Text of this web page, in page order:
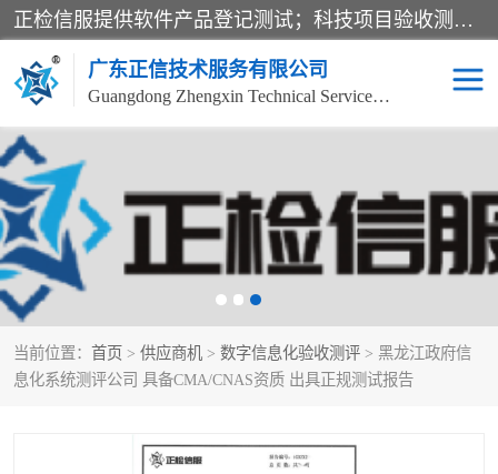
正检信服提供软件产品登记测试；科技项目验收测试；产品确认测试；功能测试；性能测试；安全测试；代码审计测试；漏洞扫描测试；渗透测试；风险评估测试；信息安全等级保护测评；双软认定；实验室建设质量体系建设；软件着作权、软件评测等服务。
广东正信技术服务有限公司
Guangdong Zhengxin Technical Service Co., Ltd
当前位置： 首页 > 供应商机 > 数字信息化验收测评 > 黑龙江政府信
息化系统测评公司 具备CMA/CNAS资质 出具正规测试报告
电子政务验收测评 数字信息化验收测评
应用软件系统测试 信息系统漏洞扫描
科技成果鉴定测试
信息安全风险评估 系统性能效率测试